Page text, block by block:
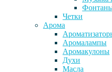
Четки
Арома
Аромалампы
Аромакулоны
Духи
Масла